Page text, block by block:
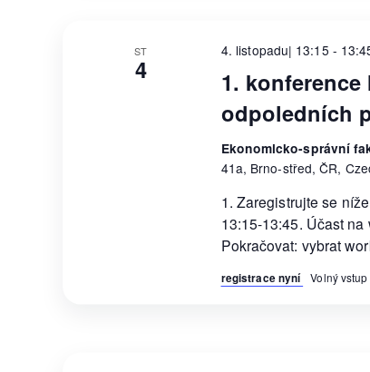
ST
4
1. konference
odpoledních
4. listopadu| 13:15 -
Ekonomicko-správní
41a, Brno-střed, ČR,
1. Zaregistrujte se
13:15-13:45. Účast
Pokračovat: vybrat
registrace nyní Volný